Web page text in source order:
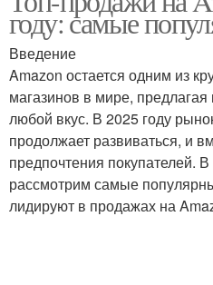
году: самые
Введение
Amazon остается одним из
магазинов в мире,
любой вкус. В 2025 году
продолжает развиваться, и
предпочтения покупателей.
рассмотрим самые
лидируют в продажах на